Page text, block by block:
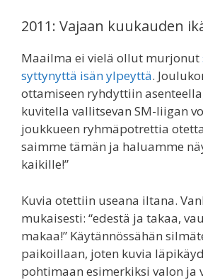
2011: Vajaan kuukauden
Maailma ei vielä ollut murjonut
syttynyttä isän ylpeyttä.
ottamiseen ryhdyttiin
kuvitella vallitsevan SM-liigan
joukkueen ryhmäpotrettia
saimme tämän ja haluamme
kaikille!”
Kuvia otettiin useana iltana.
mukaisesti: “edestä ja takaa,
makaa!” Käytännössähän
paikoillaan, joten kuvia
pohtimaan esimerkiksi valon ja